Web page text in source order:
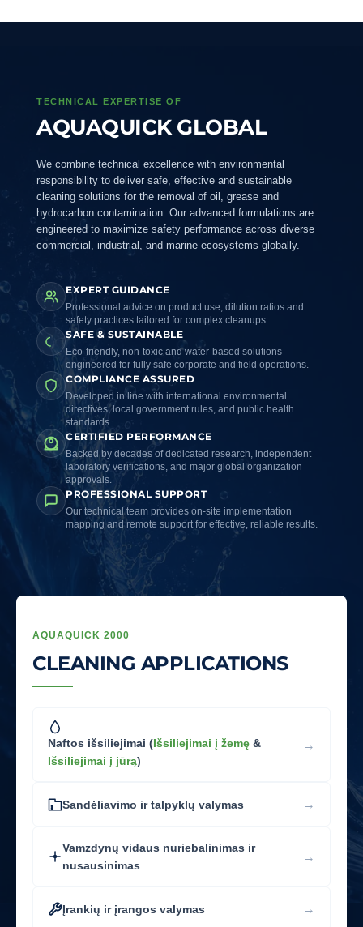
TECHNICAL EXPERTISE OF
AQUAQUICK GLOBAL
We combine technical excellence with environmental
responsibility to deliver safe, effective and sustainable
cleaning solutions for the removal of oil, grease and
hydrocarbon contamination. Our advanced formulations are
engineered to maximize safety performance across diverse
commercial, industrial, and marine ecosystems globally.
EXPERT GUIDANCE
Professional advice on product use, dilution ratios and
safety practices tailored for complex cleanups.
SAFE & SUSTAINABLE
Eco-friendly, non-toxic and water-based solutions
engineered for fully safe corporate and field operations.
COMPLIANCE ASSURED
Developed in line with international environmental
directives, local government rules, and public health
standards.
CERTIFIED PERFORMANCE
Backed by decades of dedicated research, independent
laboratory verifications, and major global organization
approvals.
PROFESSIONAL SUPPORT
Our technical team provides on-site implementation
mapping and remote support for effective, reliable results.
AQUAQUICK 2000
CLEANING APPLICATIONS
Naftos išsiliejimai (Išsiliejimai į žemę &
Išsiliejimai į jūrą)
→
Sandėliavimo ir talpyklų valymas →
Vamzdynų vidaus nuriebalinimas ir
nusausinimas
→
Įrankių ir įrangos valymas →